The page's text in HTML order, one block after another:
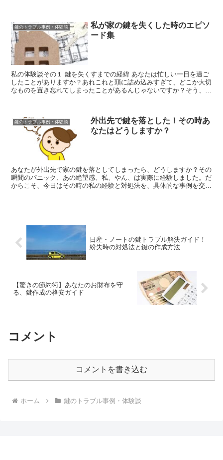
鍵のトラブル事例・体験談
私が家の鍵を失くした時のエピソ
ード集
私の体験談その１ 鍵を失くすまでの経緯 あなたは忙しい一日を過ご
したことがありますか？あれこれと頭に詰め込みすぎて、どこか大切
なものを置き忘れてしまったことがあるんじゃないですか？そう、ま
鍵のトラブル事例・体験談
外出先で鍵を落とした！その時あ
なたはどうしますか？
あなたが外出先で家の鍵を落としてしまったら、どうしますか？その
瞬間のパニック、あの絶望感、私、やん、は実際に経験しました。だ
からこそ、今日はその時の私の経験と対処法を、具体的な事例を交え
日産・ノートの鍵トラブル解決ガイド！
紛失時の対処法と鍵の作成方法
【驚きの節約術】あなたのお財布を守
る、鍵作成の格安ガイド
コメント
コメントを書き込む
ホーム 鍵のトラブル事例・体験談